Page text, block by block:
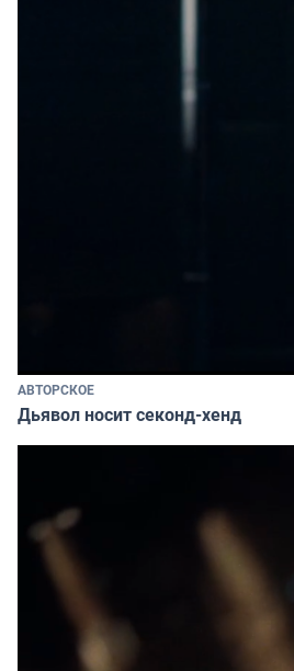
АВТОРСКОЕ
Дьявол носит секонд-хенд